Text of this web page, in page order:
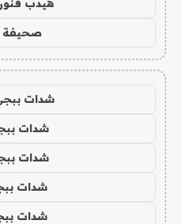
هيدب
صحيفة
شدات
شدات
شدات
شدات
شدات